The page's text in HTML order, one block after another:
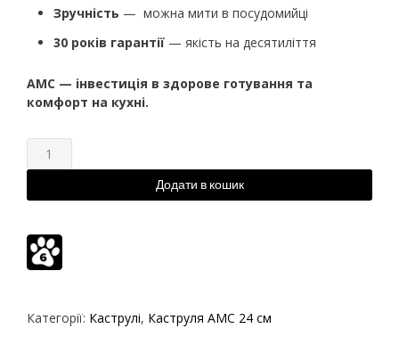
Зручність — можна мити в посудомийці
30 років гарантії — якість на десятиліття
AMC — інвестиція в здорове готування та
комфорт на кухні.
Додати в кошик
Категорії: Каструлі, Каструля АМС 24 см